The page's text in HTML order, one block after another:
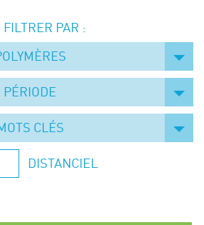
Chain Transfer Catalysis for
– September 15 and 16, 2026
CONFERENCE ON GREEN
FILTRER PAR :
PÉRIODE
CLÉS
DISTANCIEL